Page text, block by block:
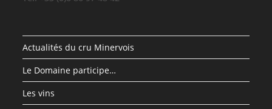
Actualités du cru Minervois
Le Domaine participe…
Les vins